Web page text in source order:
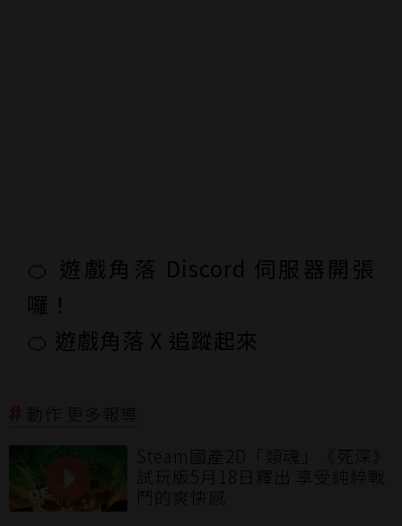
🍊 遊戲角落 Discord 伺服器開張
囉！
🍊 遊戲角落 X 追蹤起來
動作 更多報導
Steam國產2D「類魂」《死深》
試玩版5月18日釋出 享受純粹戰
鬥的爽快感